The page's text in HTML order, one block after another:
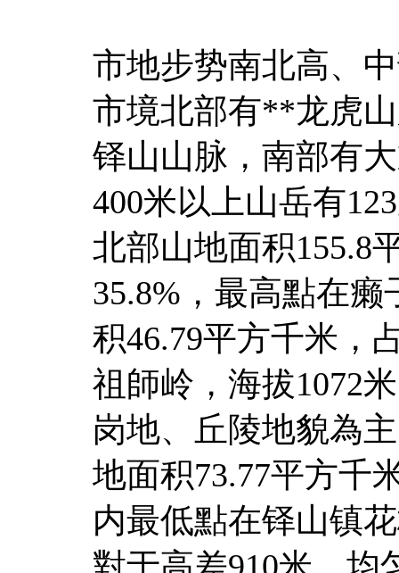
市地步势南北高、
市境北部有**龙虎
铎山山脉，南部有
400米以上山岳有
北部山地面积155.8
35.8%，最高點在
积46.79平方千米，
祖師岭，海拔1072
岗地、丘陵地貌為
地面积73.77平方千
内最低點在铎山镇